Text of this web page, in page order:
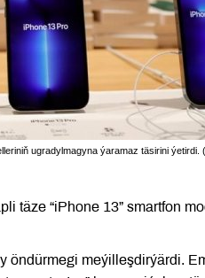
ugradylmagyna ýaramaz täsirini ýetirdi.
täze “iPhone 13” smartfon
öndürmegi meýilleşdirýärdi.